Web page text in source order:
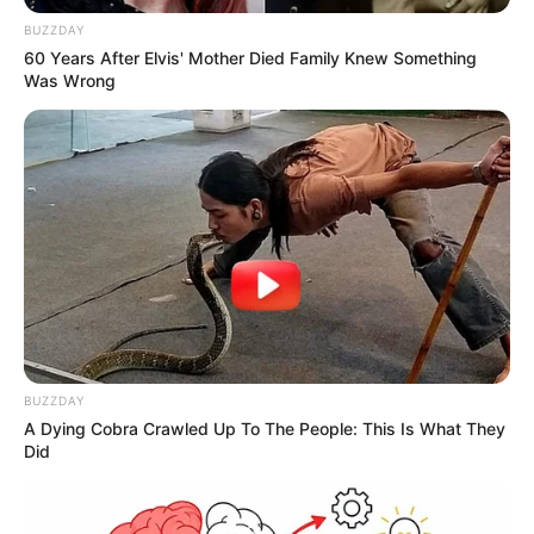
ShareFacebook
BUZZDAY
60 Years After Elvis' Mother Died Family Knew Something
Was Wrong
BUZZDAY
A Dying Cobra Crawled Up To The People: This Is What They
Did